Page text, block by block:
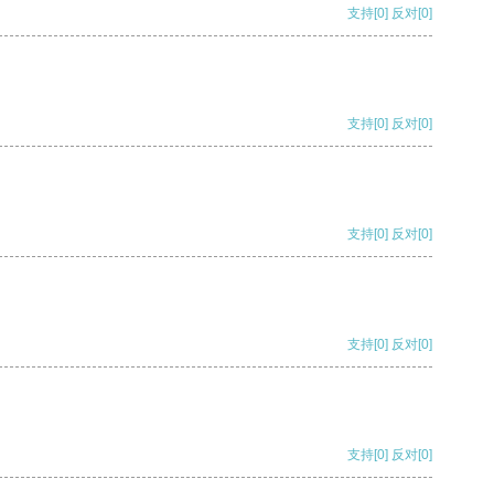
支持[0] 反对[0]
支持[0] 反对[0]
支持[0] 反对[0]
支持[0] 反对[0]
支持[0] 反对[0]